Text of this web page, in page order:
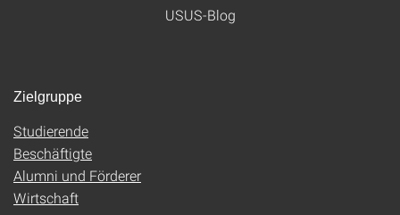
USUS-Blog
Zielgruppe
Studierende
Beschäftigte
Alumni und Förderer
Wirtschaft